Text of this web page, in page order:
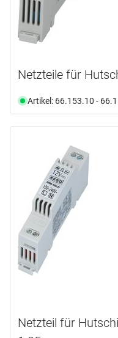
Netzteile für
Artikel: 66.153.10 -
Netzteil für